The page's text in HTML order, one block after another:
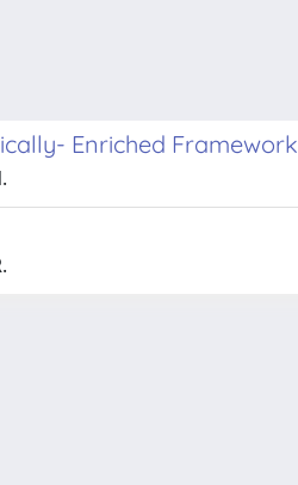
Enriched Framework